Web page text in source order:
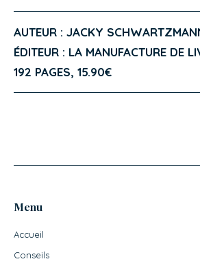
AUTEUR : JACKY
ÉDITEUR : LA MANUFACTURE DE
192 PAGES, 15.90€
Menu
Accueil
Conseils